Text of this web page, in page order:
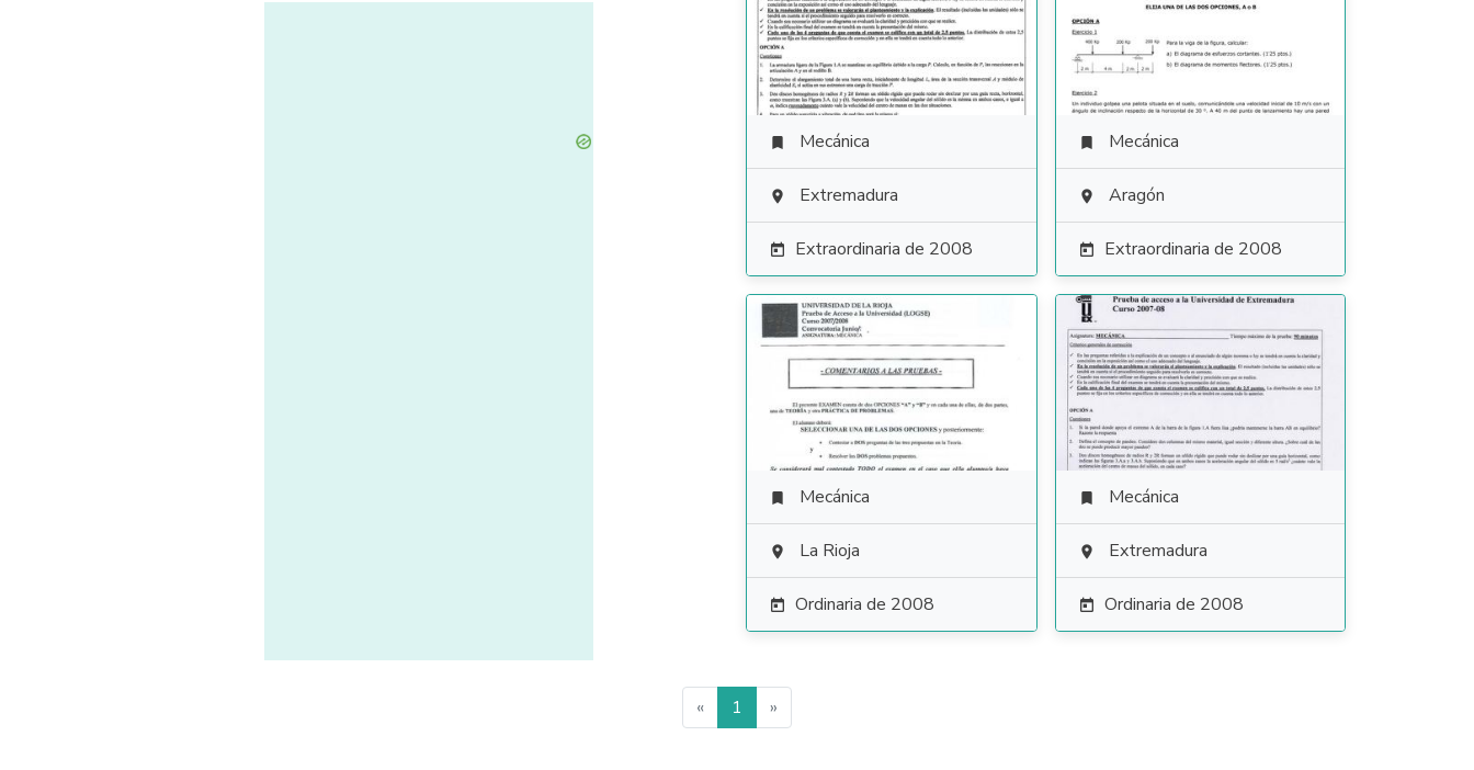
 Mecánica
 Extremadura
 Extraordinaria de 2008
 Mecánica
 Aragón
 Extraordinaria de 2008
 Mecánica
 La Rioja
 Ordinaria de 2008
 Mecánica
 Extremadura
 Ordinaria de 2008
« 1 »